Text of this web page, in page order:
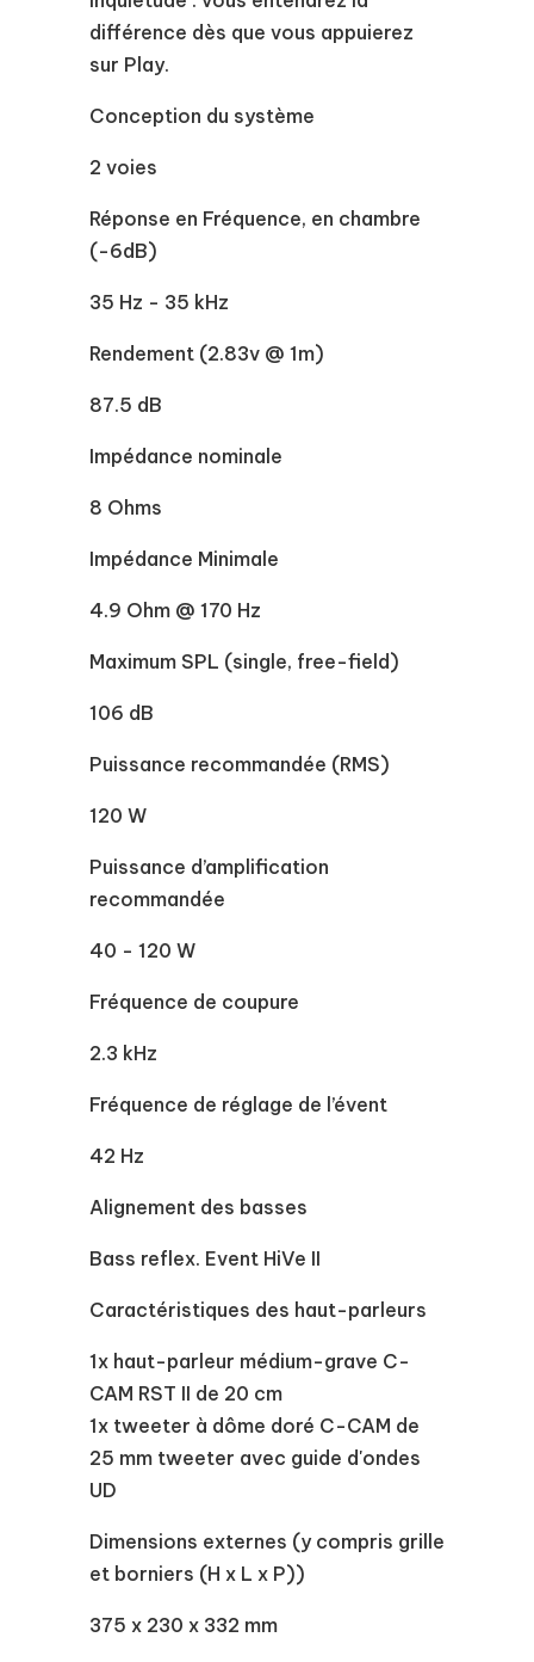
différence dès que vous appuierez
sur Play.
Conception du système
2 voies
Réponse en Fréquence, en chambre
(-6dB)
35 Hz - 35 kHz
Rendement (2.83v @ 1m)
87.5 dB
Impédance nominale
8 Ohms
Impédance Minimale
4.9 Ohm @ 170 Hz
Maximum SPL (single, free-field)
106 dB
Puissance recommandée (RMS)
120 W
Puissance d’amplification
recommandée
40 - 120 W
Fréquence de coupure
2.3 kHz
Fréquence de réglage de l’évent
42 Hz
Alignement des basses
Bass reflex. Event HiVe II
Caractéristiques des haut-parleurs
1x haut-parleur médium-grave C-
CAM RST II de 20 cm
1x tweeter à dôme doré C-CAM de
25 mm tweeter avec guide d'ondes
UD
Dimensions externes (y compris grille
et borniers (H x L x P))
375 x 230 x 332 mm